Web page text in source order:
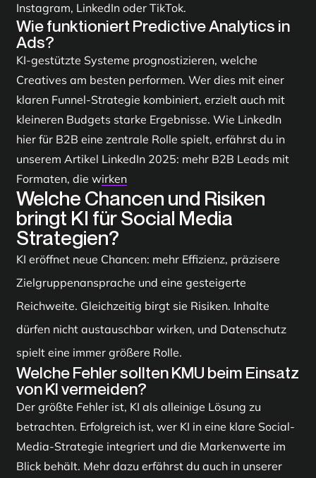
Instagram, LinkedIn oder TikTok.
Wie funktioniert Predictive Analytics in
Ads?
KI-gestützte Systeme prognostizieren, welche
Creatives am besten performen. Wer dies mit einer
klaren Funnel-Strategie kombiniert, erzielt auch mit
kleineren Budgets starke Ergebnisse. Wie LinkedIn
hier für B2B eine zentrale Rolle spielt, erfährst du in
unserem Artikel LinkedIn 2025: mehr B2B Leads mit
Formaten, die wirken
Welche Chancen und Risiken
bringt KI für Social Media
Strategien?
KI eröffnet neue Chancen: mehr Effizienz, präzisere
Zielgruppenansprache und eine gesteigerte
Reichweite. Gleichzeitig birgt sie Risiken. Inhalte
dürfen nicht austauschbar wirken, und Datenschutz
spielt eine immer größere Rolle.
Welche Fehler sollten KMU beim Einsatz
von KI vermeiden?
Der größte Fehler ist, KI als alleinige Lösung zu
betrachten. Erfolgreich ist, wer KI in eine klare Social-
Media-Strategie integriert und die Markenwerte im
Blick behält. Mehr dazu erfährst du auch in unserer